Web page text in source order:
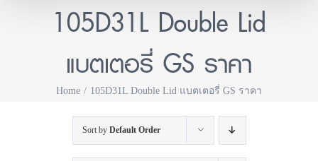
105D31L Double Lid
แบตเตอรี่ GS ราคา
Home 105D31L Double Lid แบตเตอรี่ GS ราคา
Sort by Default Order